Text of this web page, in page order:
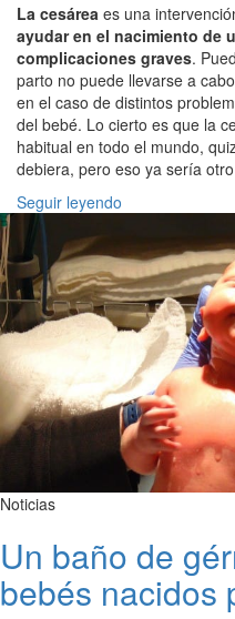
La cesárea es una
ayudar en el nacimiento de
complicaciones graves.
parto no puede llevarse a
en el caso de distintos
del bebé. Lo cierto es que la
habitual en todo el mundo,
debiera, pero eso ya sería
Seguir leyendo
Noticias
Un baño de
bebés nacidos